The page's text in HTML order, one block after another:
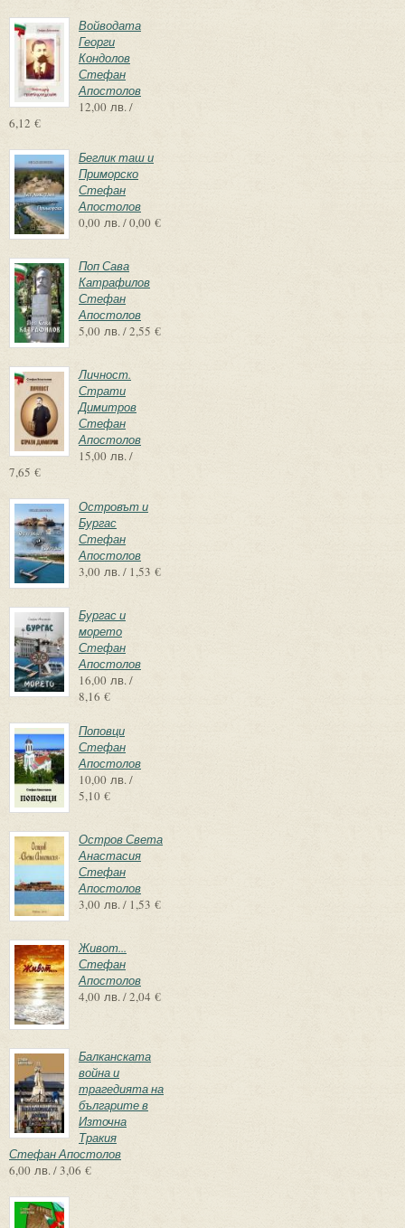
Войводата
Георги
Кондолов
Стефан
Апостолов
12,00 лв. /
6,12 €
Беглик таш и
Приморско
Стефан
Апостолов
0,00 лв. / 0,00 €
Поп Сава
Катрафилов
Стефан
Апостолов
5,00 лв. / 2,55 €
Личност.
Страти
Димитров
Стефан
Апостолов
15,00 лв. /
7,65 €
Островът и
Бургас
Стефан
Апостолов
3,00 лв. / 1,53 €
Бургас и
морето
Стефан
Апостолов
16,00 лв. /
8,16 €
Поповци
Стефан
Апостолов
10,00 лв. /
5,10 €
Остров Света
Анастасия
Стефан
Апостолов
3,00 лв. / 1,53 €
Живот...
Стефан
Апостолов
4,00 лв. / 2,04 €
Балканската
война и
трагедията на
българите в
Източна
Тракия
Стефан Апостолов
6,00 лв. / 3,06 €